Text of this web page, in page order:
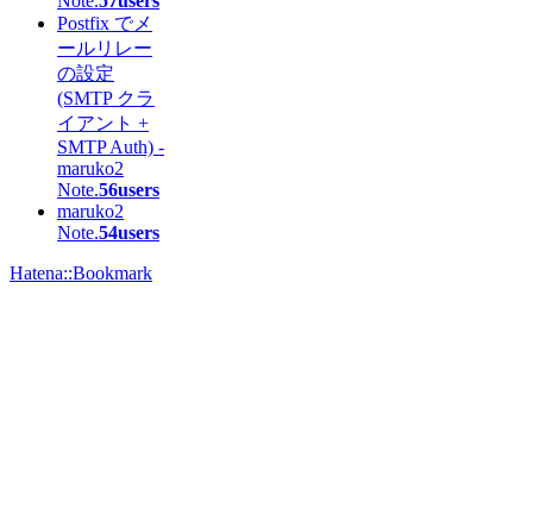
Postfix でメ
ールリレー
の設定
(SMTP クラ
イアント +
SMTP Auth) -
maruko2
Note.56users
maruko2
Note.54users
Hatena::Bookmark